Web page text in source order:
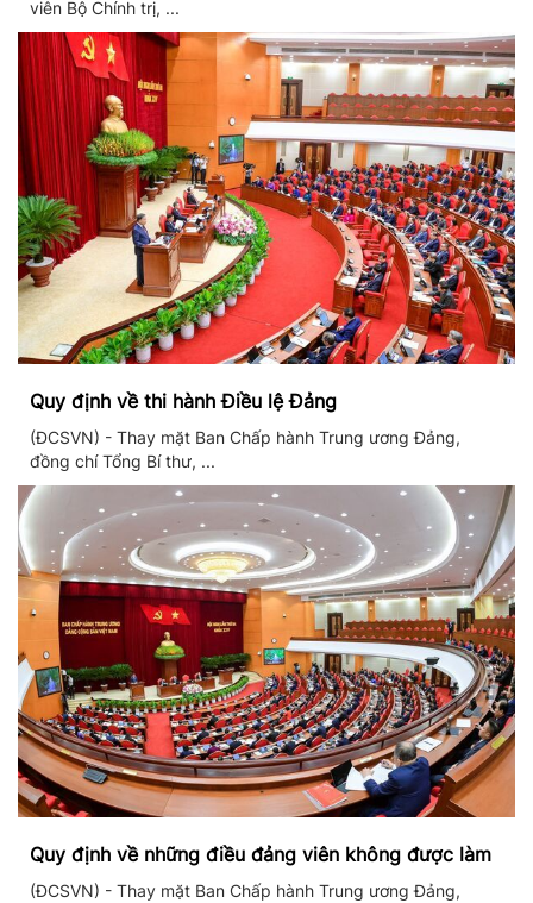
viên Bộ Chính trị, ...
Quy định về thi hành Điều lệ Đảng
(ĐCSVN) - Thay mặt Ban Chấp hành Trung ương Đảng,
đồng chí Tổng Bí thư, ...
Quy định về những điều đảng viên không được làm
(ĐCSVN) - Thay mặt Ban Chấp hành Trung ương Đảng,